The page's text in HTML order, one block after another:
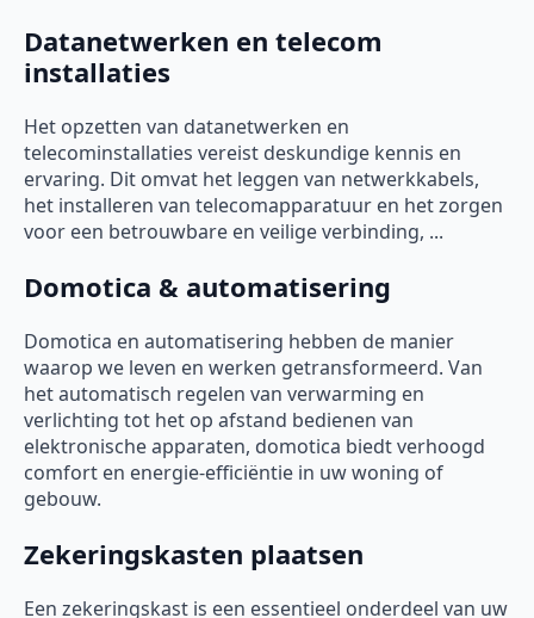
Datanetwerken en telecom
installaties
Het opzetten van datanetwerken en
telecominstallaties vereist deskundige kennis en
ervaring. Dit omvat het leggen van netwerkkabels,
het installeren van telecomapparatuur en het zorgen
voor een betrouwbare en veilige verbinding, ...
Domotica & automatisering
Domotica en automatisering hebben de manier
waarop we leven en werken getransformeerd. Van
het automatisch regelen van verwarming en
verlichting tot het op afstand bedienen van
elektronische apparaten, domotica biedt verhoogd
comfort en energie-efficiëntie in uw woning of
gebouw.
Zekeringskasten plaatsen
Een zekeringskast is een essentieel onderdeel van uw